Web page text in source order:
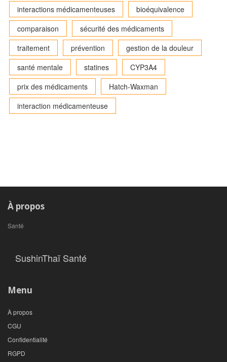
interactions médicamenteuses
bioéquivalence
comparaison
sécurité des médicaments
traitement
prévention
gestion de la douleur
santé mentale
statines
CYP3A4
prix des médicaments
Hatch-Waxman
interaction médicamenteuse
À propos
Santé
SushinThaï Santé
Menu
À propos
CGU
Confidentialité
RGPD